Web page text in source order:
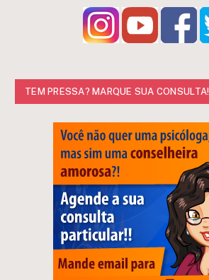
TEM PRESSA? MARQUE SUA CONSULTA!